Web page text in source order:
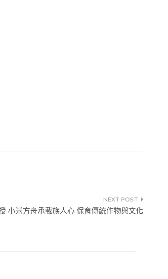
小米方舟承載族人心 保育傳統作物與文化